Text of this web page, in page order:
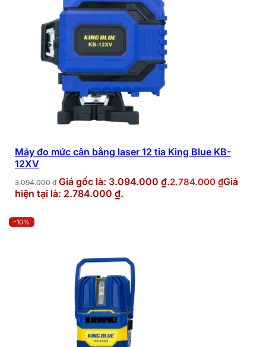
Máy đo mức cân bằng laser 12 tia King Blue KB-
12XV
3.094.000₫ Giá gốc là: 3.094.000 ₫.2.784.000 ₫Giá
hiện tại là: 2.784.000 ₫.
-10%